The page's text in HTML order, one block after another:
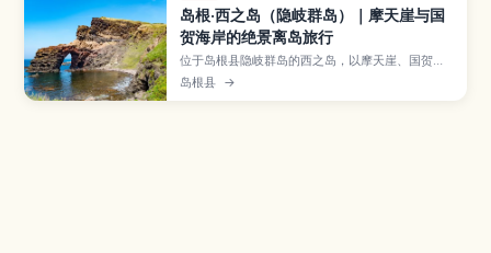
岛根·西之岛（隐岐群岛）｜摩天崖与国
贺海岸的绝景离岛旅行
位于岛根县隐岐群岛的西之岛，以摩天崖、国贺海
岸等高耸断崖和原始海岸线景观闻名，是联合国教
科文组织世界地质公园的一部分。本文将介绍岛上
岛根县 →